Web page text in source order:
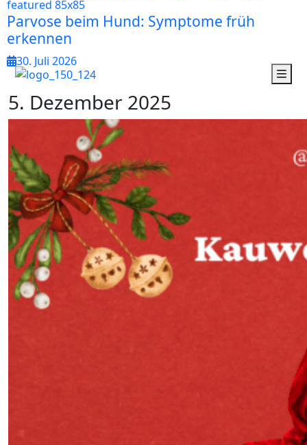
Parvose beim Hund: Symptome früh
erkennen
30. Juli 2026
5. Dezember 2025